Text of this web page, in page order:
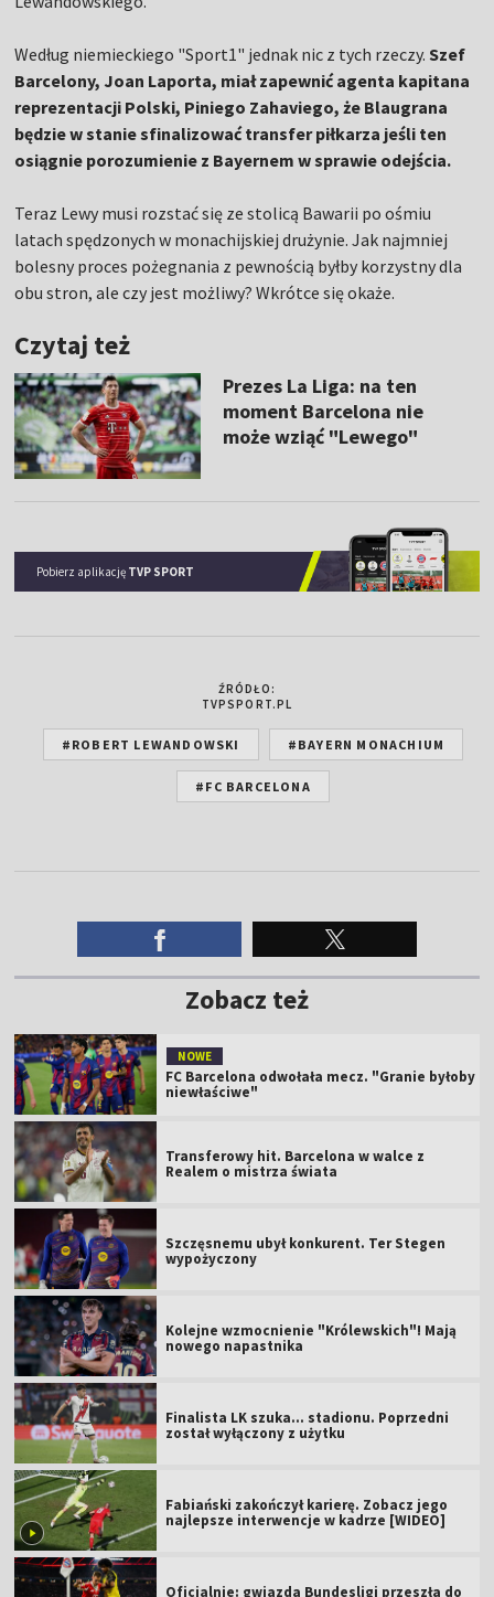
Według niemieckiego "Sport1" jednak nic z tych rzeczy.Szef
Barcelony, Joan Laporta, miał zapewnić agenta kapitana
reprezentacji Polski, Piniego Zahaviego, że Blaugrana
będzie w stanie sfinalizować transfer piłkarza jeśli ten
osiągnie porozumienie z Bayernem w sprawie odejścia.
Teraz Lewy musi rozstać się ze stolicą Bawarii po ośmiu
latach spędzonych w monachijskiej drużynie. Jak najmniej
bolesny proces pożegnania z pewnością byłby korzystny dla
obu stron, ale czy jest możliwy? Wkrótce się okaże.
Czytaj też
Prezes La Liga: na ten
moment Barcelona nie
może wziąć "Lewego"
Pobierz aplikację TVP SPORT
ŹRÓDŁO:
TVPSPORT.PL
#ROBERT LEWANDOWSKI #BAYERN MONACHIUM
#FC BARCELONA
Zobacz też
NOWE
FC Barcelona odwołała mecz. "Granie byłoby
niewłaściwe"
Transferowy hit. Barcelona w walce z
Realem o mistrza świata
Szczęsnemu ubył konkurent. Ter Stegen
wypożyczony
Kolejne wzmocnienie "Królewskich"! Mają
nowego napastnika
Finalista LK szuka... stadionu. Poprzedni
został wyłączony z użytku
Fabiański zakończył karierę. Zobacz jego
najlepsze interwencje w kadrze [WIDEO]
Oficjalnie: gwiazda Bundesligi przeszła do